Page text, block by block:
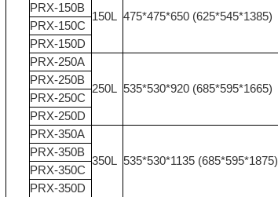
150L 475*475*650 (625*545*1385)
PRX-150B
PRX-150C
PRX-150D
PRX-250A
250L 535*530*920 (685*595*1665)
PRX-250B
PRX-250C
PRX-250D
PRX-350A
350L 535*530*1135 (685*595*1875)
PRX-350B
PRX-350C
PRX-350D